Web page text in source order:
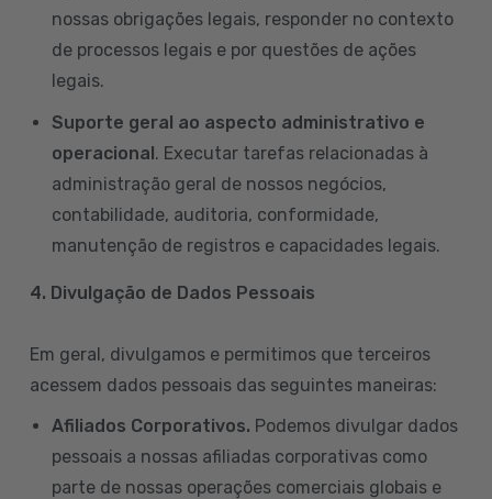
nossas obrigações legais, responder no contexto
de processos legais e por questões de ações
legais.
Suporte geral ao aspecto administrativo e
operacional. Executar tarefas relacionadas à
administração geral de nossos negócios,
contabilidade, auditoria, conformidade,
manutenção de registros e capacidades legais.
4. Divulgação de Dados Pessoais
Em geral, divulgamos e permitimos que terceiros
acessem dados pessoais das seguintes maneiras:
Afiliados Corporativos. Podemos divulgar dados
pessoais a nossas afiliadas corporativas como
parte de nossas operações comerciais globais e